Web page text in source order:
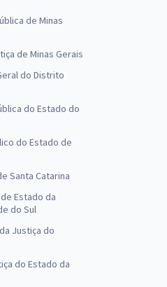
de Minas
de Minas Gerais
do Distrito
do Estado do
do Estado de
Santa Catarina
de Estado da
do Sul
Justiça do
do Estado da